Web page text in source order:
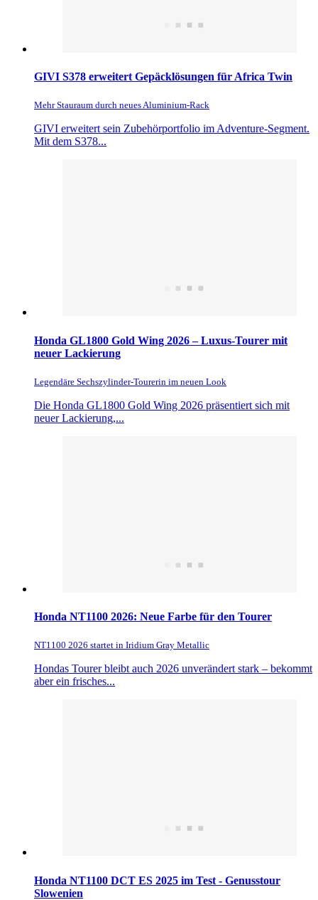
GIVI S378 erweitert Gepäcklösungen für Africa Twin
Mehr Stauraum durch neues Aluminium-Rack
GIVI erweitert sein Zubehörportfolio im Adventure-Segment.
Mit dem S378...
Honda GL1800 Gold Wing 2026 – Luxus-Tourer mit
neuer Lackierung
Legendäre Sechszylinder-Tourerin im neuen Look
Die Honda GL1800 Gold Wing 2026 präsentiert sich mit
neuer Lackierung,...
Honda NT1100 2026: Neue Farbe für den Tourer
NT1100 2026 startet in Iridium Gray Metallic
Hondas Tourer bleibt auch 2026 unverändert stark – bekommt
aber ein frisches...
Honda NT1100 DCT ES 2025 im Test - Genusstour
Slowenien